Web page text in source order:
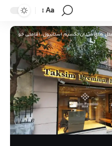
Aa
های میدان تکسیم استانبول، اقامتی خوش در